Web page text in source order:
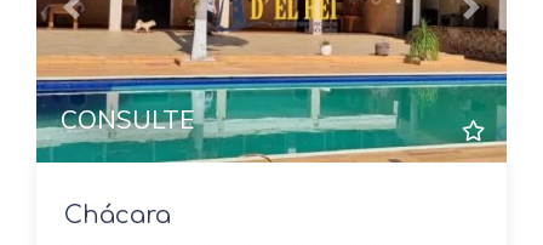
Previous Next
CONSULTE
Chácara